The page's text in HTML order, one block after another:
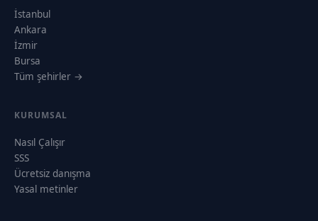
İstanbul
Ankara
İzmir
Bursa
Tüm şehirler →
KURUMSAL
Nasıl Çalışır
SSS
Ücretsiz danışma
Yasal metinler